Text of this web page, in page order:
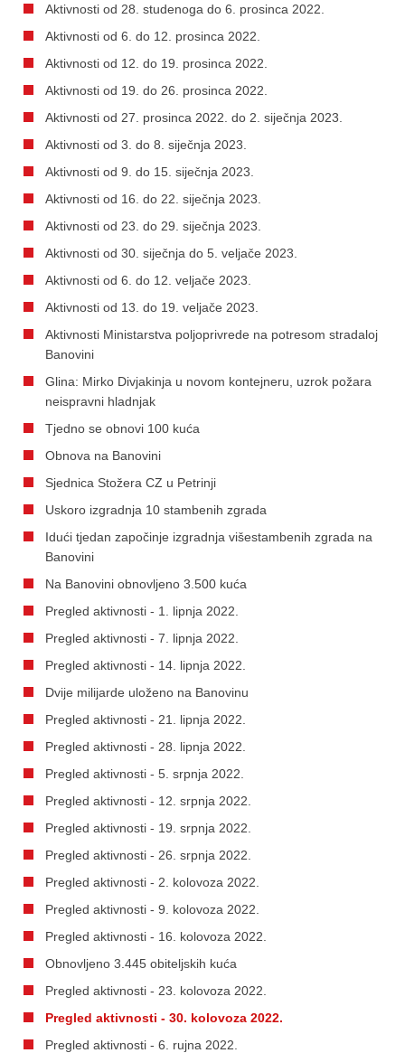
Aktivnosti od 28. studenoga do 6. prosinca 2022.
Aktivnosti od 6. do 12. prosinca 2022.
Aktivnosti od 12. do 19. prosinca 2022.
Aktivnosti od 19. do 26. prosinca 2022.
Aktivnosti od 27. prosinca 2022. do 2. siječnja 2023.
Aktivnosti od 3. do 8. siječnja 2023.
Aktivnosti od 9. do 15. siječnja 2023.
Aktivnosti od 16. do 22. siječnja 2023.
Aktivnosti od 23. do 29. siječnja 2023.
Aktivnosti od 30. siječnja do 5. veljače 2023.
Aktivnosti od 6. do 12. veljače 2023.
Aktivnosti od 13. do 19. veljače 2023.
Aktivnosti Ministarstva poljoprivrede na potresom stradaloj
Banovini
Glina: Mirko Divjakinja u novom kontejneru, uzrok požara
neispravni hladnjak
Tjedno se obnovi 100 kuća
Obnova na Banovini
Sjednica Stožera CZ u Petrinji
Uskoro izgradnja 10 stambenih zgrada
Idući tjedan započinje izgradnja višestambenih zgrada na
Banovini
Na Banovini obnovljeno 3.500 kuća
Pregled aktivnosti - 1. lipnja 2022.
Pregled aktivnosti - 7. lipnja 2022.
Pregled aktivnosti - 14. lipnja 2022.
Dvije milijarde uloženo na Banovinu
Pregled aktivnosti - 21. lipnja 2022.
Pregled aktivnosti - 28. lipnja 2022.
Pregled aktivnosti - 5. srpnja 2022.
Pregled aktivnosti - 12. srpnja 2022.
Pregled aktivnosti - 19. srpnja 2022.
Pregled aktivnosti - 26. srpnja 2022.
Pregled aktivnosti - 2. kolovoza 2022.
Pregled aktivnosti - 9. kolovoza 2022.
Pregled aktivnosti - 16. kolovoza 2022.
Obnovljeno 3.445 obiteljskih kuća
Pregled aktivnosti - 23. kolovoza 2022.
Pregled aktivnosti - 30. kolovoza 2022.
Pregled aktivnosti - 6. rujna 2022.